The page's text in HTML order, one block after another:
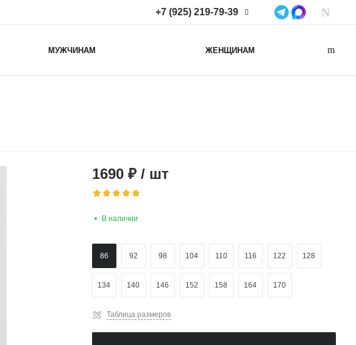
+7 (925) 219-79-39
Нижегородская область,
МУЖЧИНАМ ЖЕНЩИНАМ
1690₽ / шт
В наличии
86 92 98 104 110 116 122 128
134 140 146 152 158 164 170
Таблица размеров